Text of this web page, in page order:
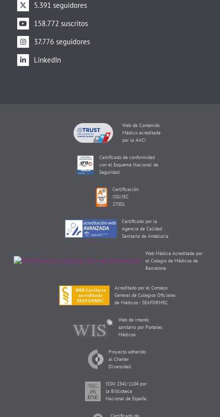
5.391 seguidores
158.772 suscritos
37.776 seguidores
LinkedIn
Web de Contenido
Médico acreditada
por la AACI
Certificado de conformidad
con el Esquema Nacional de
Seguridad
Certificación
ISO/IEC
27001
Certificado por la
Agencia de Calidad
Sanitaria de Andalucía
Web Médica Acreditada por
el Colegio de Médicos de
Barcelona
Acreditado por el Consejo
General de Colegios Oficiales
de Médicos - SEAFORMEC
Web de interés
sanitario por Portales
Médicos
Proyecto adherido
al Charter
Diversidad
ISSN 2341-1104 por
la Biblioteca
Nacional de España